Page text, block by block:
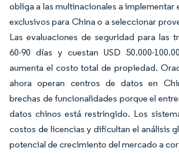
obliga a las multinacionales a implementar
exclusivos para China o a seleccionar
Las evaluaciones de seguridad para las
60-90 días y cuestan USD 50.000-
aumenta el costo total de propiedad.
ahora operan centros de datos en
brechas de funcionalidades porque el
datos chinos está restringido. Los
costos de licencias y dificultan el análisis
potencial de crecimiento del mercado a